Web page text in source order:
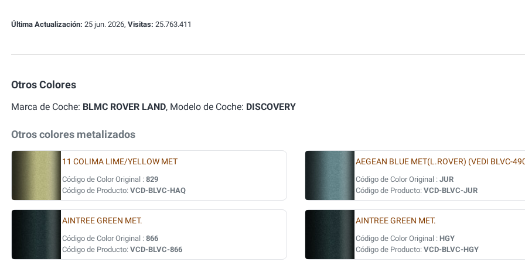
Última Actualización: 25 jun. 2026, Visitas: 25.763.411
Otros Colores
Marca de Coche: BLMC ROVER LAND, Modelo de Coche: DISCOVERY
Otros colores metalizados
11 COLIMA LIME/YELLOW MET
Código de Color Original : 829
Código de Producto: VCD-BLVC-HAQ
AEGEAN BLUE MET(L.ROVER) (VEDI BLVC-
Código de Color Original : JUR
Código de Producto: VCD-BLVC-JUR
AINTREE GREEN MET.
Código de Color Original : 866
Código de Producto: VCD-BLVC-866
AINTREE GREEN MET.
Código de Color Original : HGY
Código de Producto: VCD-BLVC-HGY